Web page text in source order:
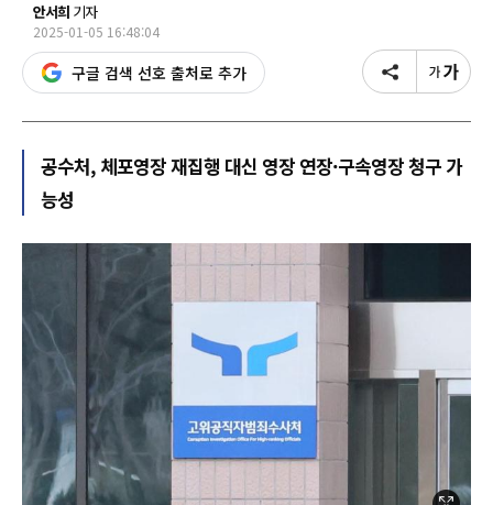
안서희 기자
2025-01-05 16:48:04
구글 검색 선호 출처로 추가
공수처, 체포영장 재집행 대신 영장 연장·구속영장 청구 가
능성